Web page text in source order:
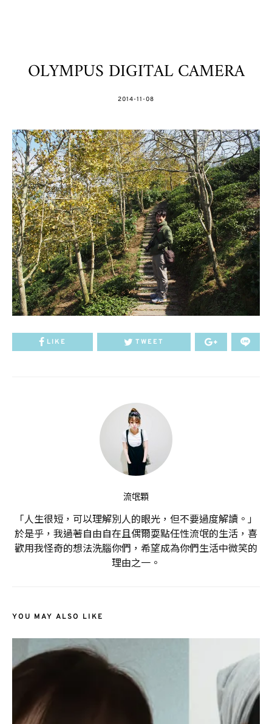
OLYMPUS DIGITAL CAMERA
POSTED
2014-11-08
LIKE TWEET
流氓顆
「人生很短，可以理解別人的眼光，但不要過度解讀。」
於是乎，我過著自由自在且偶爾耍點任性流氓的生活，喜
歡用我怪奇的想法洗腦你們，希望成為你們生活中微笑的
理由之一。
YOU MAY ALSO LIKE